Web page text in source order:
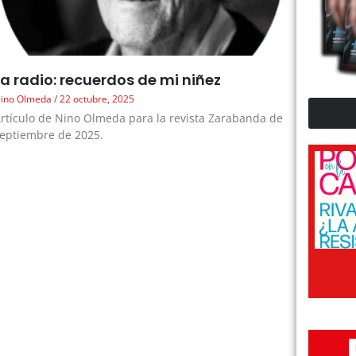
radio: recuerdos de mi niñez
Olmeda 22 octubre, 2025
de Nino Olmeda para la revista Zarabanda de
de 2025.